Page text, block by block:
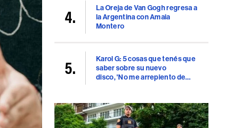
La Oreja de Van Gogh regresa a
la Argentina con Amaia
Montero
Karol G: 5 cosas que tenés que
saber sobre su nuevo
disco, 'No me arrepiento de